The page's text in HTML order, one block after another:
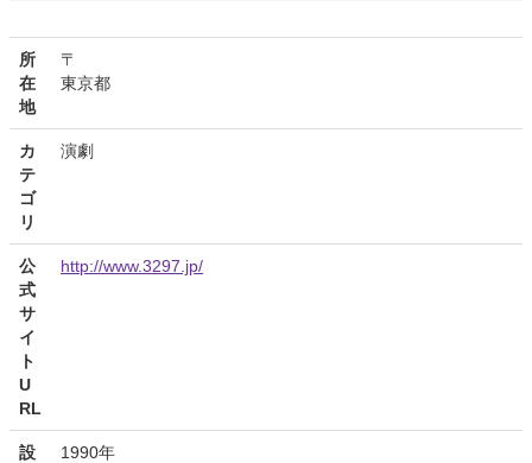
所
在
地
〒
東京都
カ
テ
ゴ
リ
演劇
公
式
サ
イ
ト
U
RL
http://www.3297.jp/
設
1990年